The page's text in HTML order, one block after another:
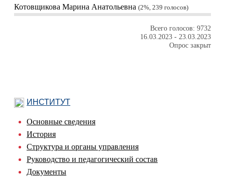
Котовщикова Марина Анатольевна 2%, 239 голосов
Всего голосов: 9732
16.03.2023 - 23.03.2023
Опрос закрыт
ИНСТИТУТ
Основные сведения
История
Структура и органы управления
Руководство и педагогический состав
Документы